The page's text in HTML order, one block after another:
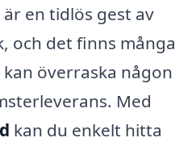
en tidlös gest av
och det finns många
överraska någon
Med
kan du enkelt hitta